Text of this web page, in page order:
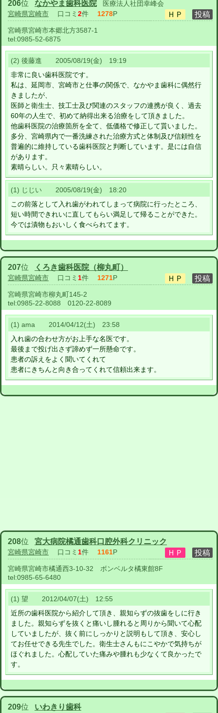
206位 なかやま歯科医院
医療法人社団幸峰会
宮崎県宮崎市 口コミ 2件 1278P
宮崎県宮崎市本郷北方3587-1
tel:0985-52-6875
(2) 後藤進 2005/08/19(金) 19:19
非常に良い歯科医院です。
私は、延岡市、宮崎市と仕事の関係で、なかやま歯科に偶然行
きましたが、
医師と衛生士、技工士及び関連のスタッフの連携が良く、過去
60年の人生で、初めて納得出来る治療をして頂きました。
他歯科医院の治療箇所を全て、低価格で修正して貰いました。
多分、宮崎県内で一番洗練された治療方式と体制及び信頼性を
普遍的に維持している歯科医院と判断しています。是には自信
があります。
素晴らしい。只々素晴らしい。
(1) じじい 2005/08/19(金) 18:20
この前落として入れ歯がわれてしまって病院に行ったところ、
短い時間できれいに直してもらい満足して帰ることができた。
今では漬物もおいしく食べられてます。
207位 くろき歯科医院（柳丸町）
宮崎県宮崎市 口コミ 1件 1271P
宮崎県宮崎市柳丸町145-2
tel:0985-22-8088 0120-22-8089
(1) ama 2014/04/12(土) 23:58
入れ歯の合わせ方がお上手な名医です。
最後まで投げ出さず諦めず一所懸命です。
患者の訴えをよく聞いてくれて
患者にきちんと向き合ってくれて信頼出来ます。
208位 宮大病院橘通歯科口腔外科クリニック
宮崎県宮崎市 口コミ 1件 1161P
宮崎県宮崎市橘通西3-10-32 ボンベルタ橘東館8F
tel:0985-65-6480
(1) 望 2012/04/07(土) 12:55
近所の歯科医院から紹介して頂き、親知らずの抜歯をしに行き
ました。親知らずを抜くと痛いし腫れると周りから聞いて心配
していましたが、抜く前にしっかりと説明もして頂き、安心し
てお任せできる先生でした。衛生士さんもにこやかで気持ちが
ほぐれました。心配していた痛みや腫れも少なくて良かったで
す。
209位 いわきり歯科